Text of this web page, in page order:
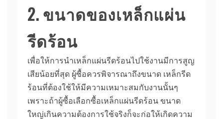
2. ขนาดของเหล็กแผ่น
รีดร้อน
เพื่อให้การนำเหล็กแผ่นรีดร้อนไปใช้งานมีการสูญ
เสียน้อยที่สุด ผู้ซื้อควรพิจารณาถึงขนาด เหล็กรีด
ร้อนที่ต้องใช้ให้มีความเหมาะสมกับงานนั้นๆ
เพราะถ้าผู้ซื้อเลือกซื้อเหล็กแผ่นรีดร้อน ขนาด
ใหญ่เกินความต้องการใช้จริงก็จะก่อให้เกิดความ